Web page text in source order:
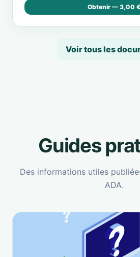
Obtenir — 3,00 €
Voir tous les
Guides
Des informations utiles
ADA.